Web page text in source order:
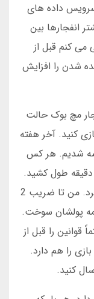
داده های
انفجارها بین
سعی می کنم قبل از
شدن را افزایش
مچ بوک حالت
کنید. آخر هفته
شدیم. هر کس
دقیقه طول کشید.
یکی از دوستانم در ضریب 1.5 برداشت کرد. من تا ضریب 2
پولشان سوخت.
را قبل از
را هم دارد.
کنید.